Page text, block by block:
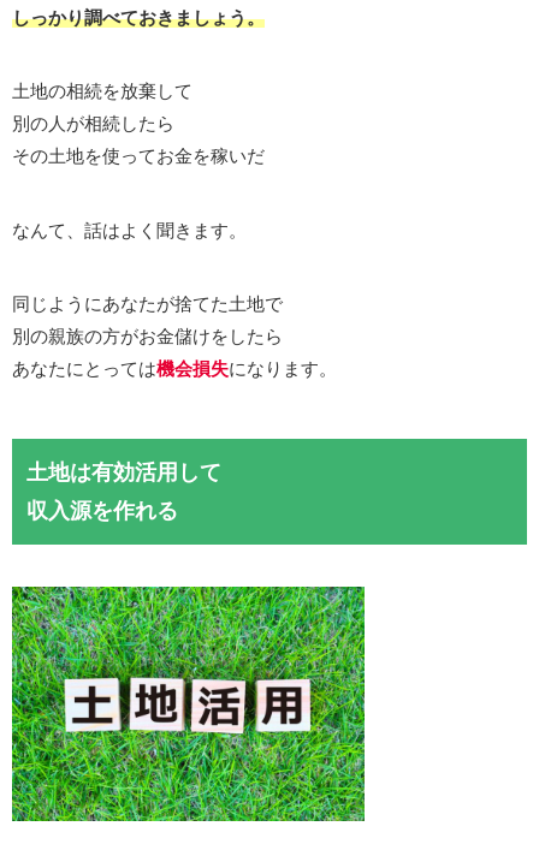
しっかり調べておきましょう。
土地の相続を放棄して
別の人が相続したら
その土地を使ってお金を稼いだ
なんて、話はよく聞きます。
同じようにあなたが捨てた土地で
別の親族の方がお金儲けをしたら
あなたにとっては機会損失になります。
土地は有効活用して
収入源を作れる